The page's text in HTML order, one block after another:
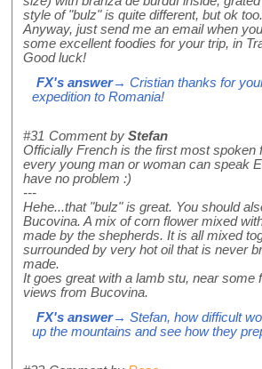
style of "bulz" is quite different, but ok too.
Anyway, just send me an email when
some excellent foodies for your trip, in
Good luck!
FX's answer→ Cristian thanks for
expedition to Romania!
#31 Comment by Stefan
Officially French is the first most spoken
every young man or woman can speak
have no problem :)
---
Hehe...that "bulz" is great. You should
Bucovina. A mix of corn flower mixed
made by the shepherds. It is all mixed
surrounded by very hot oil that is never
made.
It goes great with a lamb stu, near some
views from Bucovina.
FX's answer→ Stefan, how difficult
up the mountains and see how they